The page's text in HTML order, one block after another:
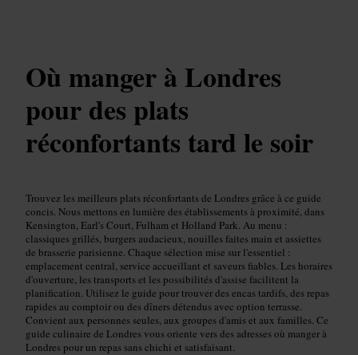
Où manger à Londres
pour des plats
réconfortants tard le soir
Trouvez les meilleurs plats réconfortants de Londres grâce à ce guide
concis. Nous mettons en lumière des établissements à proximité, dans
Kensington, Earl's Court, Fulham et Holland Park. Au menu :
classiques grillés, burgers audacieux, nouilles faites main et assiettes
de brasserie parisienne. Chaque sélection mise sur l'essentiel :
emplacement central, service accueillant et saveurs fiables. Les horaires
d'ouverture, les transports et les possibilités d'assise facilitent la
planification. Utilisez le guide pour trouver des encas tardifs, des repas
rapides au comptoir ou des dîners détendus avec option terrasse.
Convient aux personnes seules, aux groupes d'amis et aux familles. Ce
guide culinaire de Londres vous oriente vers des adresses où manger à
Londres pour un repas sans chichi et satisfaisant.